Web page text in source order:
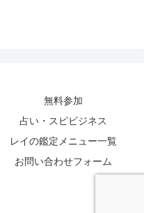
無料参加
占い・スピビジネス
レイの鑑定メニュー一覧
お問い合わせフォーム